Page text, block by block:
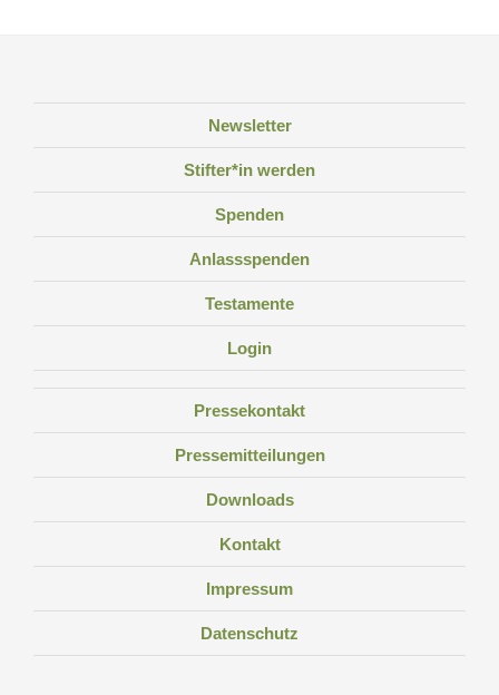
Newsletter
Stifter*in werden
Spenden
Anlassspenden
Testamente
Login
Pressekontakt
Pressemitteilungen
Downloads
Kontakt
Impressum
Datenschutz